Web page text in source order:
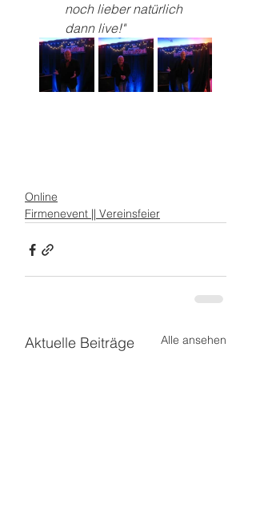
noch lieber natürlich
dann live!"
Online
Firmenevent || Vereinsfeier
Aktuelle Beiträge Alle ansehen